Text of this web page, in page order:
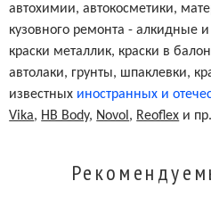
автохимии, автокосметики,
кузовного ремонта - алкидные
краски металлик, краски в
автолаки, грунты, шпаклевки,
известных иностранных и
Vika, HB Body, Novol , Reoflex и пр.